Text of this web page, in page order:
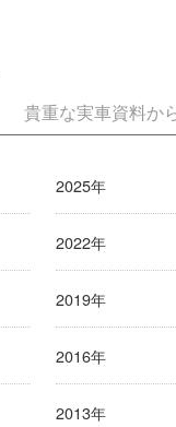
貴重な実車資料か
2025年
2022年
2019年
2016年
2013年